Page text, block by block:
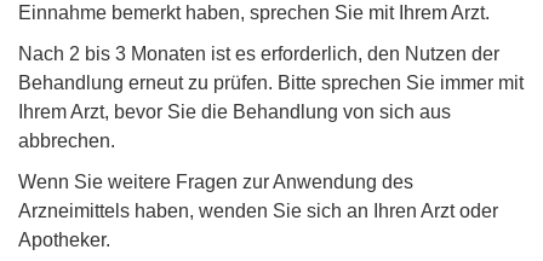
Einnahme bemerkt haben, sprechen Sie mit Ihrem Arzt.
Nach 2 bis 3 Monaten ist es erforderlich, den Nutzen der
Behandlung erneut zu prüfen. Bitte sprechen Sie immer mit
Ihrem Arzt, bevor Sie die Behandlung von sich aus
abbrechen.
Wenn Sie weitere Fragen zur Anwendung des
Arzneimittels haben, wenden Sie sich an Ihren Arzt oder
Apotheker.